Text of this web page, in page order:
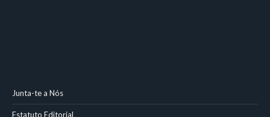
Junta-te a Nós
Estatuto Editorial